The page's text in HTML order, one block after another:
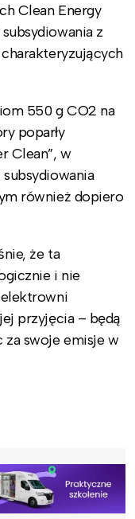
Clean Energy
z
550 g CO2 na
poparły
Clean”, w
również dopiero
że ta
i nie
elektrowni
przyjęcia – będą
za swoje emisje w